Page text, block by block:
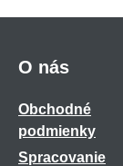
O nás
Obchodné
podmienky
Spracovanie